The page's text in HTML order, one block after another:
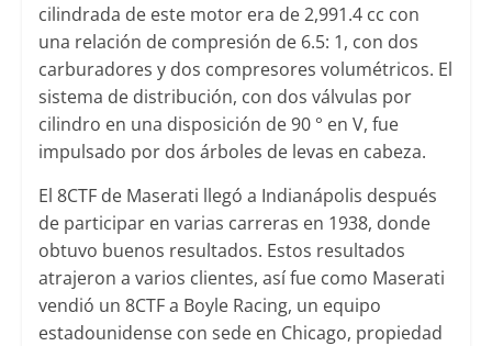
cilindrada de este motor era de 2,991.4 cc con
una relación de compresión de 6.5: 1, con dos
carburadores y dos compresores volumétricos. El
sistema de distribución, con dos válvulas por
cilindro en una disposición de 90 ° en V, fue
impulsado por dos árboles de levas en cabeza.
El 8CTF de Maserati llegó a Indianápolis después
de participar en varias carreras en 1938, donde
obtuvo buenos resultados. Estos resultados
atrajeron a varios clientes, así fue como Maserati
vendió un 8CTF a Boyle Racing, un equipo
estadounidense con sede en Chicago, propiedad